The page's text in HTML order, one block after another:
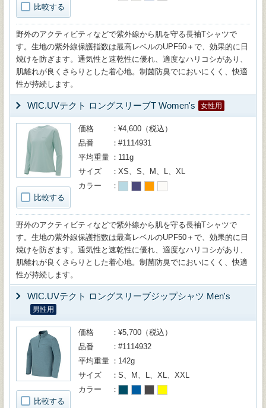
比較する
野外のアクティビティなどで紫外線から肌を守る長袖Tシャツで
す。生地の紫外線保護指数は最高レベルのUPF50＋で、効果的に日
焼けを防ぎます。通気性と速乾性に優れ、適度なハリコシがあり、
肌離れが良くさらりとした着心地。制菌防臭でにおいにくく、快適
性が持続します。
WIC.UVテクト ロングスリーブT Women's 女性用
比較する
価格
¥4,600（税込）
品番
#1114931
平均重量
111g
サイズ
XS、S、M、L、XL
カラー
野外のアクティビティなどで紫外線から肌を守る長袖Tシャツで
す。生地の紫外線保護指数は最高レベルのUPF50＋で、効果的に日
焼けを防ぎます。通気性と速乾性に優れ、適度なハリコシがあり、
肌離れが良くさらりとした着心地。制菌防臭でにおいにくく、快適
性が持続します。
WIC.UVテクト ロングスリーブジップシャツ Men's
男性用
比較する
価格
¥5,700（税込）
品番
#1114932
平均重量
142g
サイズ
S、M、L、XL、XXL
カラー